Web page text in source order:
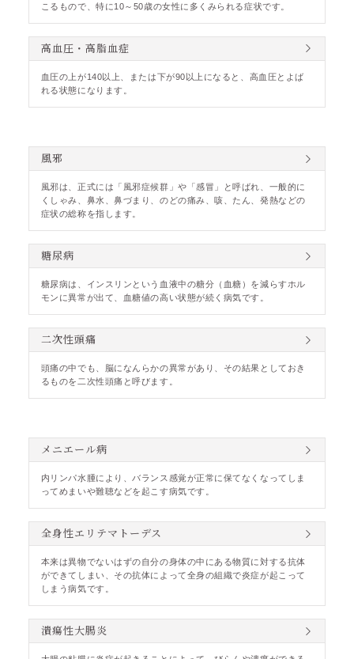
こるもので、特に10～50歳の女性に多くみられる症状です。
高血圧・高脂血症
血圧の上が140以上、または下が90以上になると、高血圧とよば
れる状態になります。
風邪
風邪は、正式には「風邪症候群」や「感冒」と呼ばれ、一般的に
くしゃみ、鼻水、鼻づまり、のどの痛み、咳、たん、発熱などの
症状の総称を指します。
糖尿病
糖尿病は、インスリンという血液中の糖分（血糖）を減らすホル
モンに異常が出て、血糖値の高い状態が続く病気です。
二次性頭痛
頭痛の中でも、脳になんらかの異常があり、その結果としておき
るものを二次性頭痛と呼びます。
メニエール病
内リンパ水腫により、バランス感覚が正常に保てなくなってしま
ってめまいや難聴などを起こす病気です。
全身性エリテマトーデス
本来は異物でないはずの自分の身体の中にある物質に対する抗体
ができてしまい、その抗体によって全身の組織で炎症が起こって
しまう病気です。
潰瘍性大腸炎